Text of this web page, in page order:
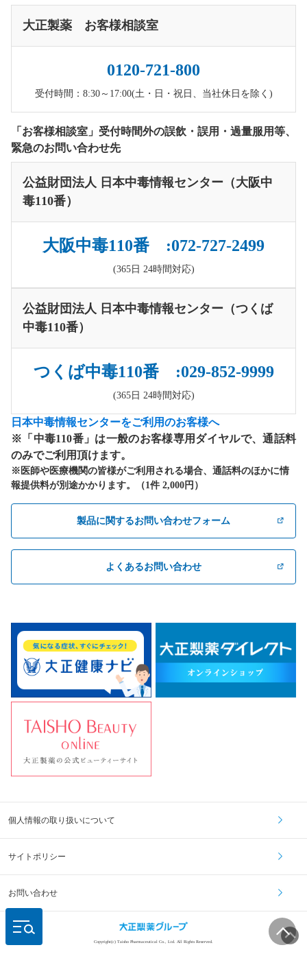
大正製薬 お客様相談室
0120-721-800
受付時間：8:30～17:00(土・日・祝日、当社休日を除く)
「お客様相談室」受付時間外の誤飲・誤用・過量服用等、
緊急のお問い合わせ先
公益財団法人 日本中毒情報センター（大阪中
毒110番）
大阪中毒110番 :072-727-2499
(365日 24時間対応)
公益財団法人 日本中毒情報センター（つくば
中毒110番）
つくば中毒110番 :029-852-9999
(365日 24時間対応)
日本中毒情報センターをご利用のお客様へ
※「中毒110番」は一般のお客様専用ダイヤルで、通話料
のみでご利用頂けます。
※医師や医療機関の皆様がご利用される場合、通話料のほかに情
報提供料が別途かかります。（1件 2,000円）
製品に関するお問い合わせフォーム
よくあるお問い合わせ
個人情報の取り扱いについて
サイトポリシー
お問い合わせ
Copyright(c) Taisho Pharmaceutical Co., Ltd. All Rights Reserved.